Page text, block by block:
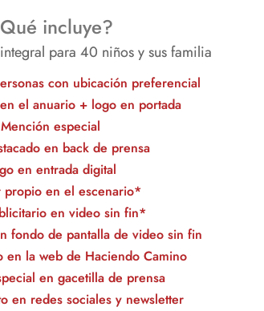
incluye?
para 40 niños y sus familia
con ubicación preferencial
el anuario + logo en portada
Mención especial
en back de prensa
en entrada digital
propio en el escenario*
en video sin fin*
fondo de pantalla de video sin fin
en la web de Haciendo Camino
en gacetilla de prensa
en redes sociales y newsletter